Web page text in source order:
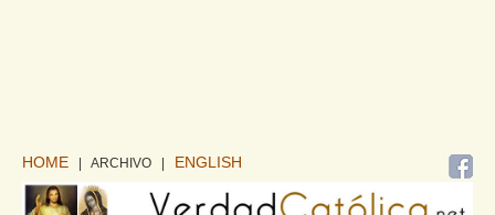
HOME | ARCHIVO ENGLISH